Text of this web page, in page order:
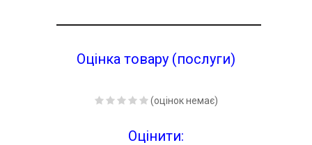
Оцінка товару (послуги)
(оцінок немає)
Оцінити: